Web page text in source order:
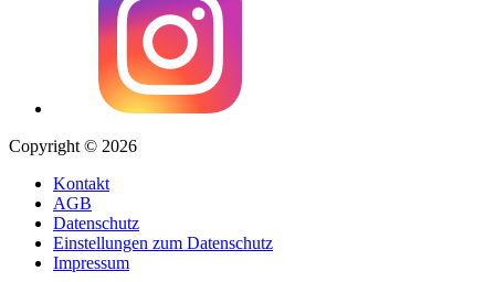
Copyright © 2026
Kontakt
AGB
Datenschutz
Einstellungen zum Datenschutz
Impressum